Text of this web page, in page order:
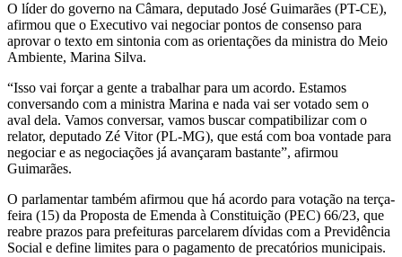
O líder do governo na Câmara, deputado José Guimarães (PT-CE),
afirmou que o Executivo vai negociar pontos de consenso para
aprovar o texto em sintonia com as orientações da ministra do Meio
Ambiente, Marina Silva.
“Isso vai forçar a gente a trabalhar para um acordo. Estamos
conversando com a ministra Marina e nada vai ser votado sem o
aval dela. Vamos conversar, vamos buscar compatibilizar com o
relator, deputado Zé Vitor (PL-MG), que está com boa vontade para
negociar e as negociações já avançaram bastante”, afirmou
Guimarães.
O parlamentar também afirmou que há acordo para votação na terça-
feira (15) da Proposta de Emenda à Constituição (PEC) 66/23, que
reabre prazos para prefeituras parcelarem dívidas com a Previdência
Social e define limites para o pagamento de precatórios municipais.